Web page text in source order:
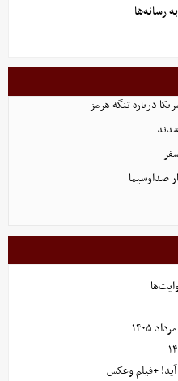
رسانه‌ها
درباره تنگه هرمز
صداوسیما
آید! +فیلم وعکس